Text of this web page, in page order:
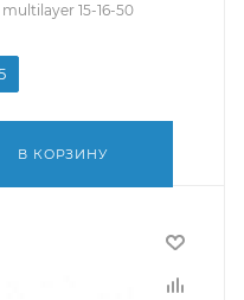
multilayer 15-16-50
В КОРЗИНУ